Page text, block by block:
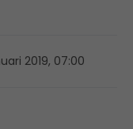
2019, 07:00